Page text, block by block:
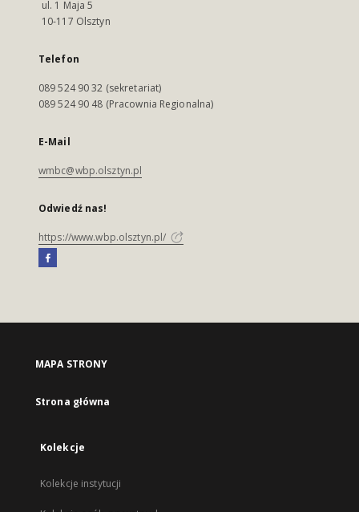
ul. 1 Maja 5
10-117 Olsztyn
Telefon
089 524 90 32 (sekretariat)
089 524 90 48 (Pracownia Regionalna)
E-Mail
wmbc@wbp.olsztyn.pl
Odwiedź nas!
https://www.wbp.olsztyn.pl/
MAPA STRONY
Strona główna
Kolekcje
Kolekcje instytucji